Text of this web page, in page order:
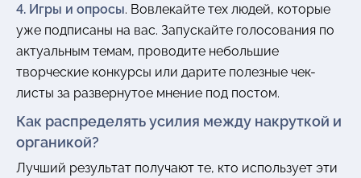
4. Игры и опросы. Вовлекайте тех людей, которые
уже подписаны на вас. Запускайте голосования по
актуальным темам, проводите небольшие
творческие конкурсы или дарите полезные чек-
листы за развернутое мнение под постом.
Как распределять усилия между накруткой и
органикой?
Лучший результат получают те, кто использует эти